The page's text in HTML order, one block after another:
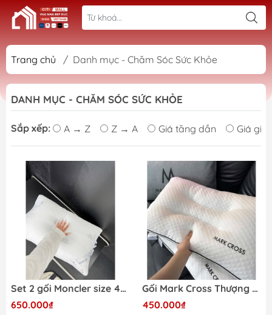
Trang chủ / Danh mục - Chăm Sóc Sức Khỏe
DANH MỤC - CHĂM SÓC SỨC KHỎE
Sắp xếp: A → Z Z → A Giá tăng dần Giá
Set 2 gối Moncler size 48x74cm
650.000₫
Gối Mark Cross Thượng Hạng New 2025 (1 đôi - 2 cái)
450.000₫